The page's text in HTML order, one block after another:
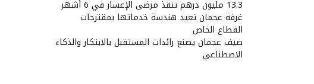
13.3 مليون درهم تنقذ مرضى الإعسار في 6 أشهر
غرفة عجمان تعيد هندسة خدماتها بمقترحات
القطاع الخاص
صيف عجمان يصنع رائدات المستقبل بالابتكار والذكاء
الاصطناعي